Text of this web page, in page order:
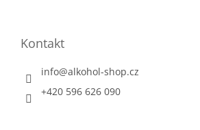
Kontakt
info@alkohol-shop.cz
+420 596 626 090